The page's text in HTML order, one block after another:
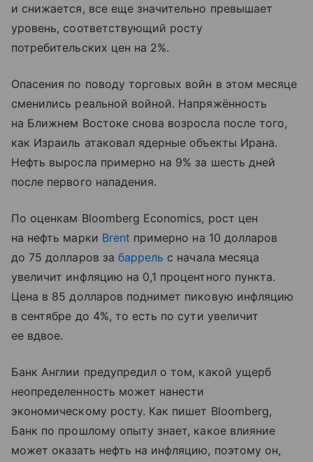
и снижается, все еще значительно превышает
уровень, соответствующий росту
потребительских цен на 2%.
Опасения по поводу торговых войн в этом месяце
сменились реальной войной. Напряжённость
на Ближнем Востоке снова возросла после того,
как Израиль атаковал ядерные объекты Ирана.
Нефть выросла примерно на 9% за шесть дней
после первого нападения.
По оценкам Bloomberg Economics, рост цен
на нефть марки Brent примерно на 10 долларов
до 75 долларов за баррель с начала месяца
увеличит инфляцию на 0,1 процентного пункта.
Цена в 85 долларов поднимет пиковую инфляцию
в сентябре до 4%, то есть по сути увеличит
ее вдвое.
Банк Англии предупредил о том, какой ущерб
неопределенность может нанести
экономическому росту. Как пишет Bloomberg,
Банк по прошлому опыту знает, какое влияние
может оказать нефть на инфляцию, поэтому он,